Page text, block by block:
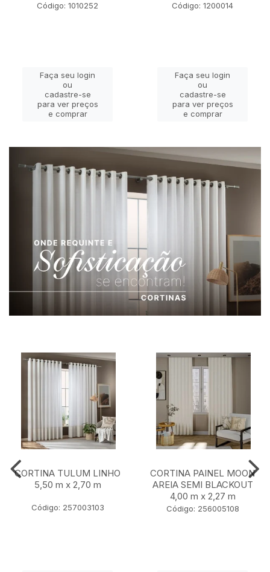
Código: 1010252
Faça seu login
ou
cadastre-se
para ver preços
e comprar
Código: 1200014
Faça seu login
ou
cadastre-se
para ver preços
e comprar
CORTINA TULUM LINHO
5,50 m x 2,70 m
Código: 257003103
CORTINA PAINEL MOON
AREIA SEMI BLACKOUT
4,00 m x 2,27 m
Código: 256005108